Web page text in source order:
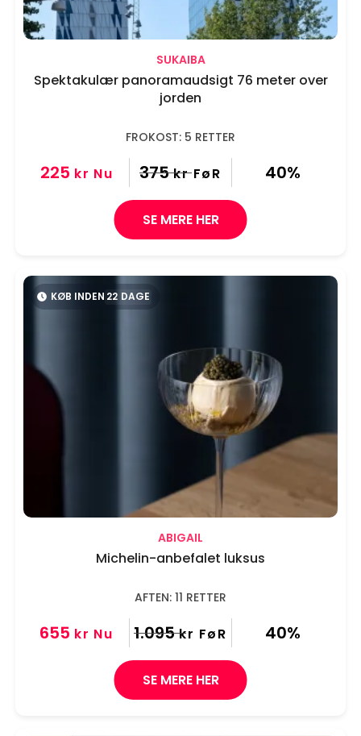
SUKAIBA
Spektakulær panoramaudsigt 76 meter over
jorden
FROKOST: 5 RETTER
225 kr Nu 375 kr FøR 40%
SE MERE HER
ABIGAIL
Michelin-anbefalet luksus
AFTEN: 11 RETTER
655 kr Nu 1.095 kr FøR 40%
SE MERE HER
KØB INDEN 22 DAGE